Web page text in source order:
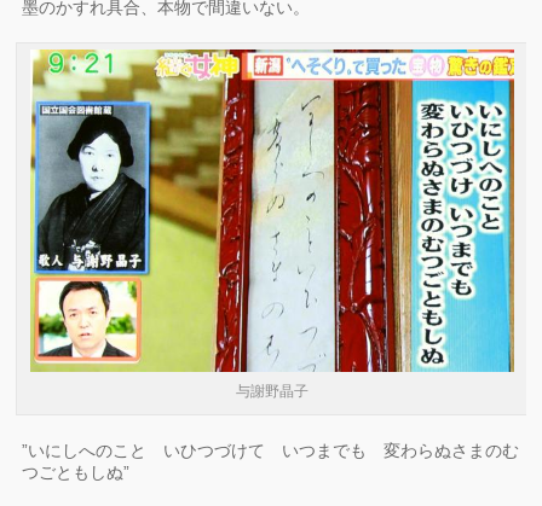
墨のかすれ具合、本物で間違いない。
与謝野晶子
”いにしへのこと いひつづけて いつまでも 変わらぬさまのむ
つごともしぬ”